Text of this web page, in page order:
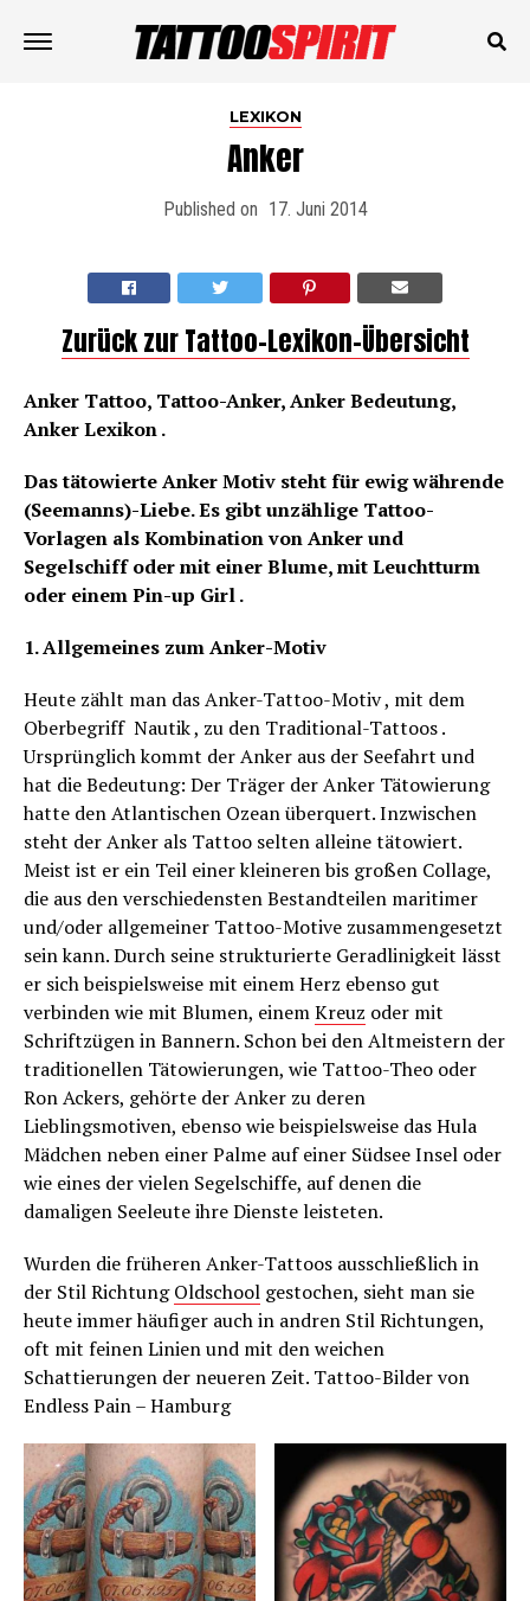
LEXIKON
Anker
Published on 17. Juni 2014
Zurück zur Tattoo-Lexikon-Übersicht
Anker Tattoo, Tattoo-Anker, Anker Bedeutung,
Anker Lexikon .
Das tätowierte Anker Motiv steht für ewig währende
(Seemanns)-Liebe. Es gibt unzählige Tattoo-
Vorlagen als Kombination von Anker und
Segelschiff oder mit einer Blume, mit Leuchtturm
oder einem Pin-up Girl .
1. Allgemeines zum Anker-Motiv
Heute zählt man das Anker-Tattoo-Motiv , mit dem
Oberbegriff Nautik , zu den Traditional-Tattoos .
Ursprünglich kommt der Anker aus der Seefahrt und
hat die Bedeutung: Der Träger der Anker Tätowierung
hatte den Atlantischen Ozean überquert. Inzwischen
steht der Anker als Tattoo selten alleine tätowiert.
Meist ist er ein Teil einer kleineren bis großen Collage,
die aus den verschiedensten Bestandteilen maritimer
und/oder allgemeiner Tattoo-Motive zusammengesetzt
sein kann. Durch seine strukturierte Geradlinigkeit lässt
er sich beispielsweise mit einem Herz ebenso gut
verbinden wie mit Blumen, einemKreuz oder mit
Schriftzügen in Bannern. Schon bei den Altmeistern der
traditionellen Tätowierungen, wie Tattoo-Theo oder
Ron Ackers, gehörte der Anker zu deren
Lieblingsmotiven, ebenso wie beispielsweise das Hula
Mädchen neben einer Palme auf einer Südsee Insel oder
wie eines der vielen Segelschiffe, auf denen die
damaligen Seeleute ihre Dienste leisteten.
Wurden die früheren Anker-Tattoos ausschließlich in
der Stil RichtungOldschool gestochen, sieht man sie
heute immer häufiger auch in andren Stil Richtungen,
oft mit feinen Linien und mit den weichen
Schattierungen der neueren Zeit. Tattoo-Bilder von
Endless Pain – Hamburg